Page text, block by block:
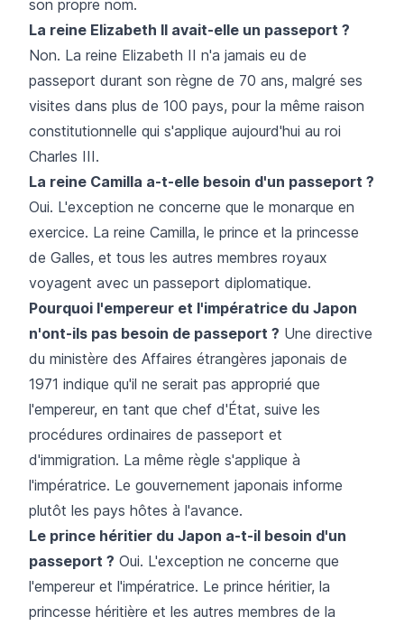
son propre nom.
La reine Elizabeth II avait-elle un passeport ?
Non. La reine Elizabeth II n'a jamais eu de
passeport durant son règne de 70 ans, malgré ses
visites dans plus de 100 pays, pour la même raison
constitutionnelle qui s'applique aujourd'hui au roi
Charles III.
La reine Camilla a-t-elle besoin d'un passeport ?
Oui. L'exception ne concerne que le monarque en
exercice. La reine Camilla, le prince et la princesse
de Galles, et tous les autres membres royaux
voyagent avec un passeport diplomatique.
Pourquoi l'empereur et l'impératrice du Japon
n'ont-ils pas besoin de passeport ? Une directive
du ministère des Affaires étrangères japonais de
1971 indique qu'il ne serait pas approprié que
l'empereur, en tant que chef d'État, suive les
procédures ordinaires de passeport et
d'immigration. La même règle s'applique à
l'impératrice. Le gouvernement japonais informe
plutôt les pays hôtes à l'avance.
Le prince héritier du Japon a-t-il besoin d'un
passeport ? Oui. L'exception ne concerne que
l'empereur et l'impératrice. Le prince héritier, la
princesse héritière et les autres membres de la